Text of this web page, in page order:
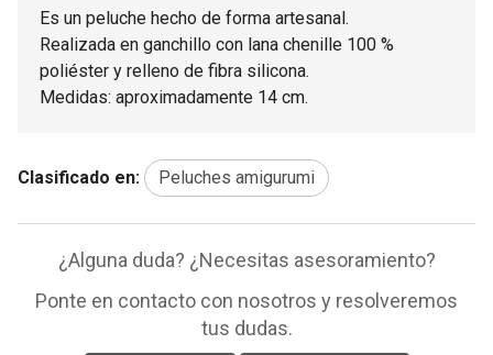
Es un peluche hecho de forma artesanal.
Realizada en ganchillo con lana chenille 100 %
poliéster y relleno de fibra silicona.
Medidas: aproximadamente 14 cm.
Clasificado en: Peluches amigurumi
¿Alguna duda? ¿Necesitas asesoramiento?
Ponte en contacto con nosotros y resolveremos
tus dudas.